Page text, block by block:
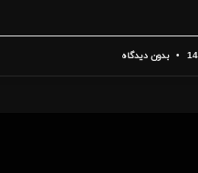
بدون دیدگاه